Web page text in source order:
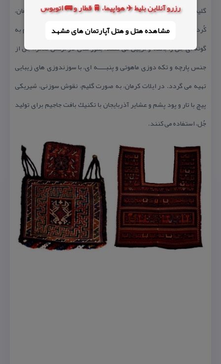
رزرو آنلاین بلیط ✈️ هواپیما، 🚆 قطار و 🚌 اتوبوس
مشاهده هتل و هتل‌ آپارتمان های مشهد
گلیم، قالی، جاجیم، و سوزنی تهیه می گردد. عشایر آذربایجان، دشت مُغان،
كُردهای خراسان، تركمن ها، عشایر فارس، ورامین و ایل افشار هر كدام به
گونه ای جُل را بافته و تزیین می كنند. بطور مثال در تركمن صحرا، جُل ‌از
جنس پارچه و تكه دوزی ماهوتی و پنبــــه ای، با سوزندوزی های زیبایی
تهیه می گردد. در ایلات كرمان، به صورت گلیم، نقوش سوزنی، شیریكی
پیچ با تار و پود پشم و عشایر آذربایجان با تكنیك بافت جاجیم برای تولید
جُل، استفاده می كنند.